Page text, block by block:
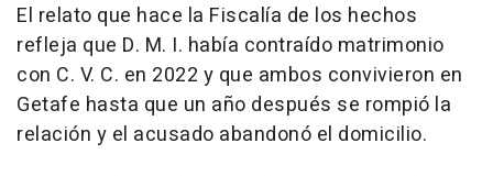
El relato que hace la Fiscalía de los hechos
refleja que D. M. I. había contraído matrimonio
con C. V. C. en 2022 y que ambos convivieron en
Getafe hasta que un año después se rompió la
relación y el acusado abandonó el domicilio.